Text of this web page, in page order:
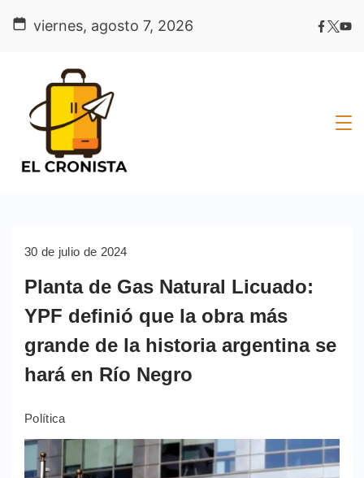
viernes, agosto 7, 2026
30 de julio de 2024
Planta de Gas Natural Licuado:
YPF definió que la obra más
grande de la historia argentina se
hará en Río Negro
Política